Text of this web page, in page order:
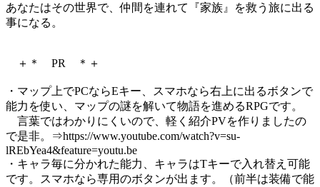
あなたはその世界で、仲間を連れて『家族』を救う旅に出る
事になる。
＋＊ PR ＊＋
・マップ上でPCならEキー、スマホなら右上に出るボタンで
能力を使い、マップの謎を解いて物語を進めるRPGです。
言葉ではわかりにくいので、軽く紹介PVを作りましたの
で是非。⇒https://www.youtube.com/watch?v=su-
lREbYea4&feature=youtu.be
・キャラ毎に分かれた能力、キャラはTキーで入れ替え可能
です。スマホなら専用のボタンが出ます。（前半は装備で能